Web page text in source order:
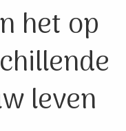
het op
leven